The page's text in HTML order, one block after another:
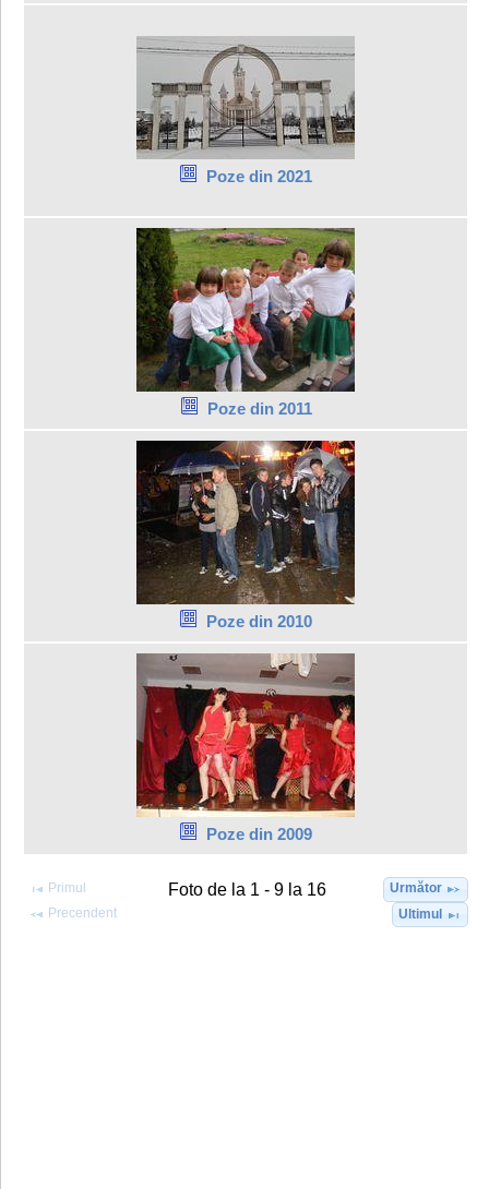
Poze din 2021
Poze din 2011
Poze din 2010
Poze din 2009
Primul
Precendent
Foto de la 1 - 9 la 16
Următor
Ultimul